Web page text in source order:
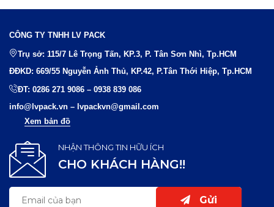
CÔNG TY TNHH LV PACK
Trụ sở: 115/7 Lê Trọng Tấn, KP.3, P. Tân Sơn Nhì, Tp.HCM
ĐĐKD: 669/55 Nguyễn Ảnh Thủ, KP.42, P.Tân Thới Hiệp, Tp.HCM
ĐT: 0286 271 9086 – 0938 839 086
info@lvpack.vn – lvpackvn@gmail.com
Xem bản đồ
NHẬN THÔNG TIN HỮU ÍCH
CHO KHÁCH HÀNG!!
Gửi